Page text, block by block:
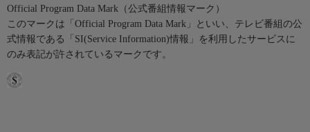
Official Program Data Mark（公式番組情報マーク）
このマークは「Official Program Data Mark」といい、テレビ番組の公
式情報である「SI(Service Information)情報」を利用したサービスに
のみ表記が許されているマークです。